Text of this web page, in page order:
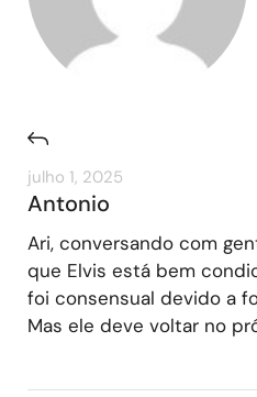
julho 1, 2025
Antonio
Ari, conversando com
que Elvis está bem
foi consensual devido a
Mas ele deve voltar no